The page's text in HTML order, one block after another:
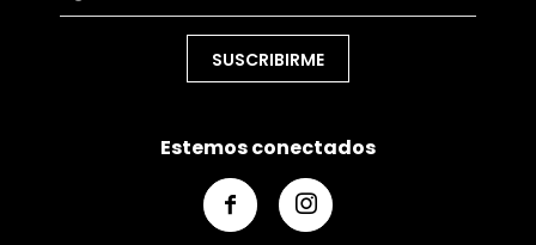
SUSCRIBIRME
Estemos conectados
 